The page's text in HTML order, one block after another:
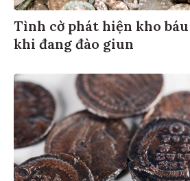
Tình cờ phát hiện kho
khi đang đào giun